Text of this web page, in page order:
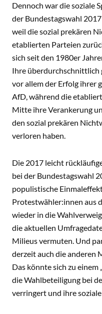
Dennoch war die soziale
der Bundestagswahl
weil die sozial prekären
etablierten Parteien
sich seit den 1980er
Ihre überdurchschnittlich
vor allem der Erfolg ihrer
AfD, während die
Mitte ihre Verankerung
den sozial prekären
verloren haben.
Die 2017 leicht
bei der Bundestagswahl
populistische
Protestwähler:innen aus
wieder in die
die aktuellen
Milieus vermuten. Und
derzeit auch die anderen
Das könnte sich zu
die Wahlbeteiligung bei
verringert und ihre